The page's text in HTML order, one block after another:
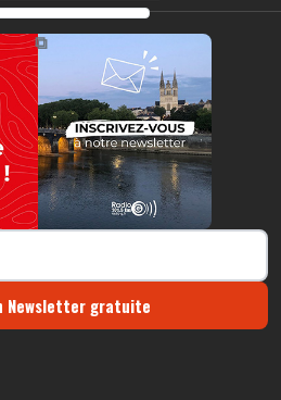
https://radio-g.fr?16127
⧉
Newsletter gratuite